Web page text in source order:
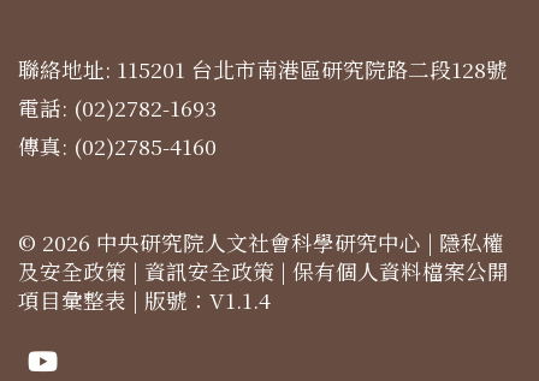
聯絡地址: 115201 台北市南港區研究院路二段128號
電話: (02)2782-1693
傳真: (02)2785-4160
© 2026 中央研究院人文社會科學研究中心 | 隱私權
及安全政策 | 資訊安全政策 | 保有個人資料檔案公開
項目彙整表 | 版號：V1.1.4
Youtube